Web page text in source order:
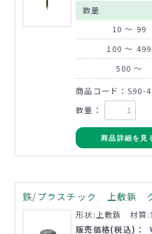
数量
10 ～ 99
100 ～ 499
500 ～
商品コード：590-
数量：
商品詳細を見
鉄/プラスチック 上敷鋲
形状:上敷鋲 材質:
販売価格(税込)：